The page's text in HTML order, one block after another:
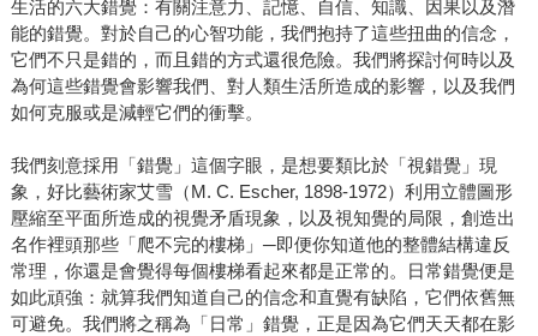
生活的六大錯覺：有關注意力、記憶、自信、知識、因果以及潛
能的錯覺。對於自己的心智功能，我們抱持了這些扭曲的信念，
它們不只是錯的，而且錯的方式還很危險。我們將探討何時以及
為何這些錯覺會影響我們、對人類生活所造成的影響，以及我們
如何克服或是減輕它們的衝擊。
我們刻意採用「錯覺」這個字眼，是想要類比於「視錯覺」現
象，好比藝術家艾雪（M. C. Escher, 1898-1972）利用立體圖形
壓縮至平面所造成的視覺矛盾現象，以及視知覺的局限，創造出
名作裡頭那些「爬不完的樓梯」─即便你知道他的整體結構違反
常理，你還是會覺得每個樓梯看起來都是正常的。日常錯覺便是
如此頑強：就算我們知道自己的信念和直覺有缺陷，它們依舊無
可避免。我們將之稱為「日常」錯覺，正是因為它們天天都在影